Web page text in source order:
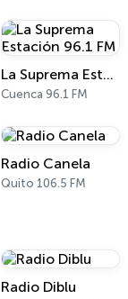
La Suprema Estación 96.1 FM
Cuenca 96.1 FM
Radio Canela
Quito 106.5 FM
Radio Diblu